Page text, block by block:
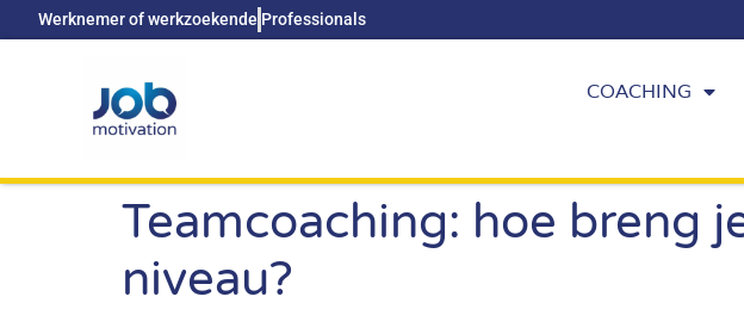
Werknemer of werkzoekende Professionals
COACHING
Teamcoaching: hoe breng
niveau?